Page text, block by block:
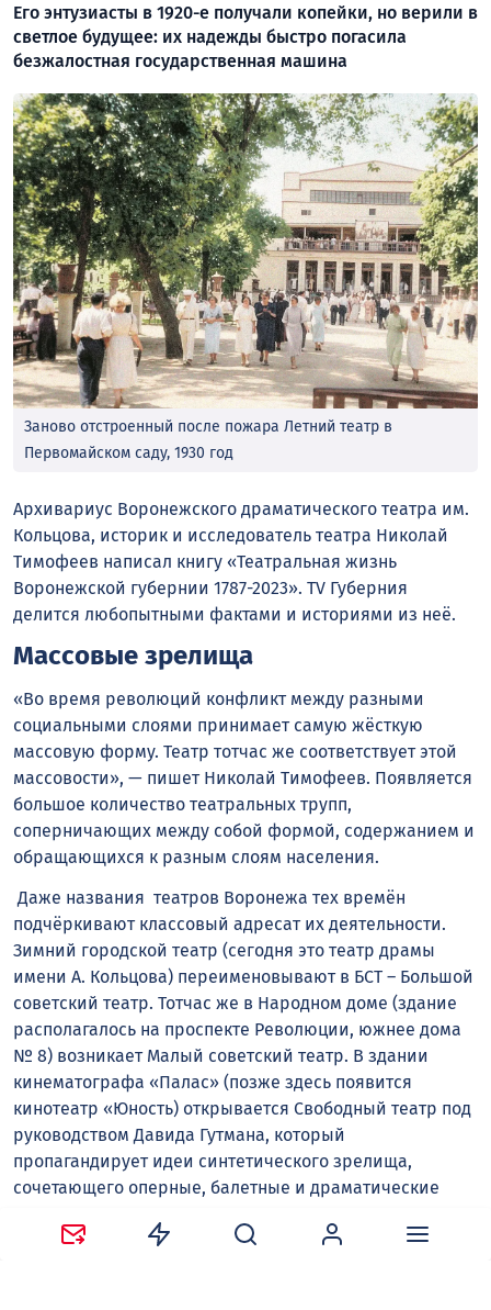
Его энтузиасты в 1920-е получали копейки, но верили в
светлое будущее: их надежды быстро погасила
безжалостная государственная машина
Заново отстроенный после пожара Летний театр в
Первомайском саду, 1930 год
Архивариус Воронежского драматического театра им.
Кольцова, историк и исследователь театра Николай
Тимофеев написал книгу «Театральная жизнь
Воронежской губернии 1787-2023». TV Губерния
делится любопытными фактами и историями из неё.
Массовые зрелища
«Во время революций конфликт между разными
социальными слоями принимает самую жёсткую
массовую форму. Театр тотчас же соответствует этой
массовости», — пишет Николай Тимофеев. Появляется
большое количество театральных трупп,
соперничающих между собой формой, содержанием и
обращающихся к разным слоям населения.
Даже названия театров Воронежа тех времён
подчёркивают классовый адресат их деятельности.
Зимний городской театр (сегодня это театр драмы
имени А. Кольцова) переименовывают в БСТ – Большой
советский театр. Тотчас же в Народном доме (здание
располагалось на проспекте Революции, южнее дома
№ 8) возникает Малый советский театр. В здании
кинематографа «Палас» (позже здесь появится
кинотеатр «Юность) открывается Свободный театр под
руководством Давида Гутмана, который
пропагандирует идеи синтетического зрелища,
сочетающего оперные, балетные и драматические